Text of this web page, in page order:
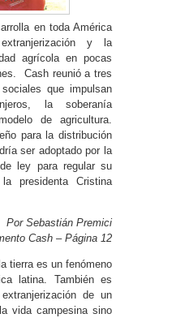
en toda América
y la
agrícola en pocas
Cash reunió a tres
que impulsan
la soberanía
de agricultura.
para la distribución
ser adoptado por la
ley para regular su
presidenta Cristina
Por Sebastián Premici
Cash – Página 12
tierra es un fenómeno
latina. También es
de un
vida campesina sino